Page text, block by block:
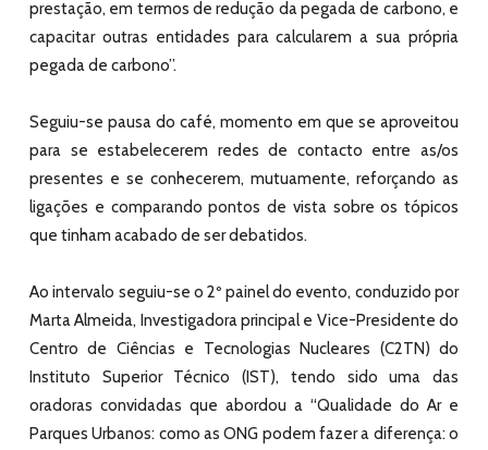
prestação, em termos de redução da pegada de carbono, e
capacitar outras entidades para calcularem a sua própria
pegada de carbono”.
Seguiu-se pausa do café, momento em que se aproveitou
para se estabelecerem redes de contacto entre as/os
presentes e se conhecerem, mutuamente, reforçando as
ligações e comparando pontos de vista sobre os tópicos
que tinham acabado de ser debatidos.
Ao intervalo seguiu-se o 2º painel do evento, conduzido por
Marta Almeida, Investigadora principal e Vice-Presidente do
Centro de Ciências e Tecnologias Nucleares (C2TN) do
Instituto Superior Técnico (IST), tendo sido uma das
oradoras convidadas que abordou a “Qualidade do Ar e
Parques Urbanos: como as ONG podem fazer a diferença: o